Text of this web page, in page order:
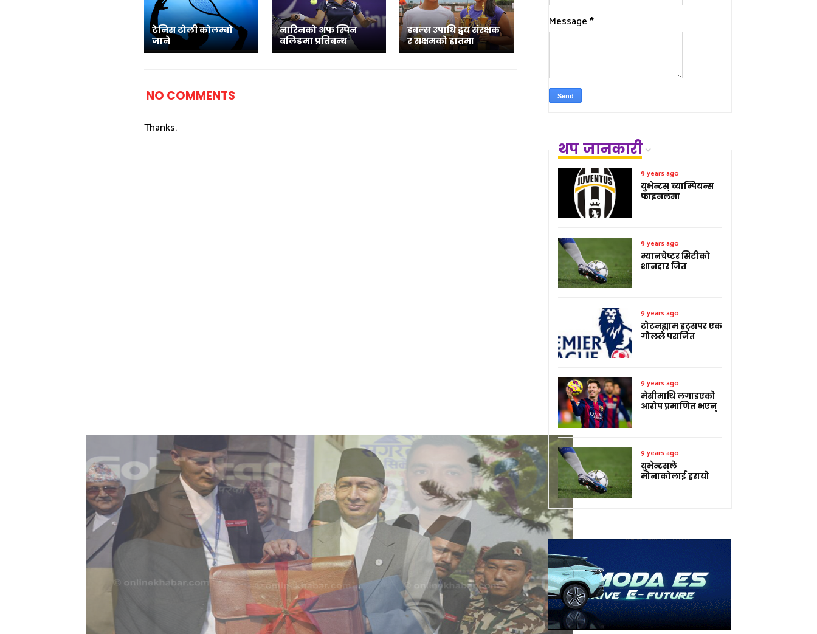
टेनिस टोली कोलम्बो
जाने
नारिनको अफ स्पिन
बलिङमा प्रतिबन्ध
डबल्स उपाधि द्वय संरक्षक
र सक्षमको हातमा
NO COMMENTS
Thanks.
Message*
थप जानकारी
9 years ago
युभेन्टस् च्याम्पियन्स
फाइनलमा
9 years ago
म्यानचेष्टर सिटीको
शानदार जित
9 years ago
टोटनह्याम हट्सपर एक
गोलले पराजित
9 years ago
मेसीमाथि लगाइएको
आरोप प्रमाणित भएन्
9 years ago
युभेन्टसले
मोनाकोलाई हरायो